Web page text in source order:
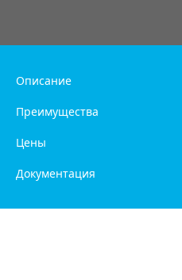
Описание
Преимущества
Цены
Документация